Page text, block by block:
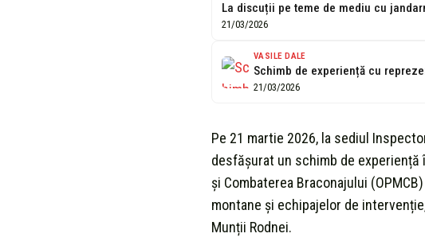
21/03/2026
VASILE DALE
21/03/2026
Pe 21 martie 2026, la sediul
desfășurat un schimb de
și Combaterea Braconajului
montane și echipajelor de
Munții Rodnei.